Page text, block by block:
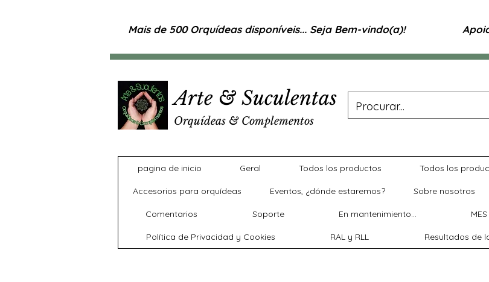
Mais de 500 Orquídeas disponíveis... Seja Bem-vindo(a)!
Arte & Suculentas
Orquídeas & Complementos
pagina de inicio Geral Todos los productos Todos los
Accesorios para orquídeas Eventos, ¿dónde estaremos? Sobre nosotros
Comentarios Soporte En mantenimiento...
Política de Privacidad y Cookies RAL y RLL Resultados de